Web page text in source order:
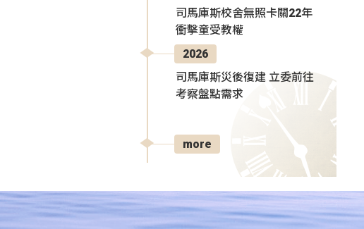
司馬庫斯校舍無照卡關22年
衝擊童受教權
2026
司馬庫斯災後復建 立委前往
考察盤點需求
more